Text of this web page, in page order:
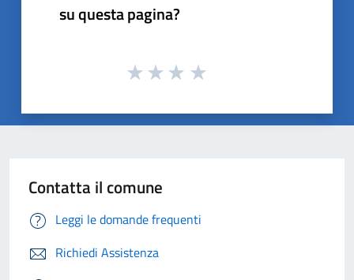
su questa pagina?
Contatta il comune
Leggi le domande frequenti
Richiedi Assistenza